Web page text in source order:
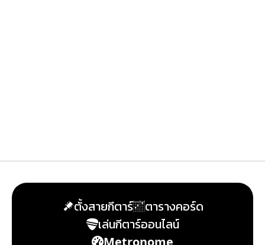
ตั้งสายกีตาร์
ตารางคอร์ด
เล่นกีตาร์ออนไลน์
Metronome